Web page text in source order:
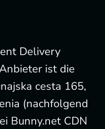
Delivery
ist die
cesta 165,
(nachfolgend
Bunny.net CDN